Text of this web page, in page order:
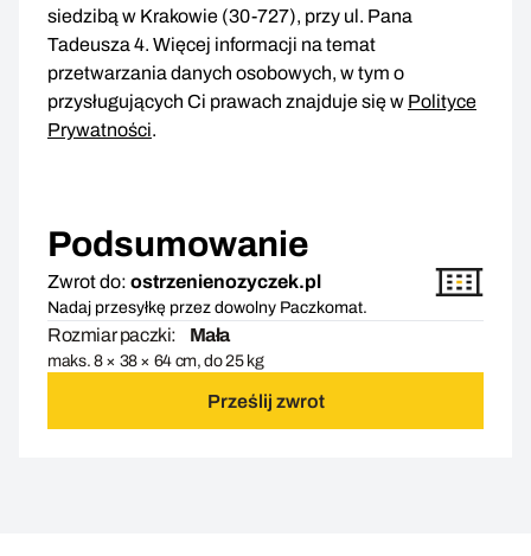
siedzibą w Krakowie (30-727), przy ul. Pana
Tadeusza 4. Więcej informacji na temat
przetwarzania danych osobowych, w tym o
przysługujących Ci prawach znajduje się w Polityce
Prywatności.
Podsumowanie
Zwrot do: ostrzenienozyczek.pl
Nadaj przesyłkę przez dowolny Paczkomat.
Rozmiar paczki: Mała
maks. 8 × 38 × 64 cm, do 25 kg
Prześlij zwrot